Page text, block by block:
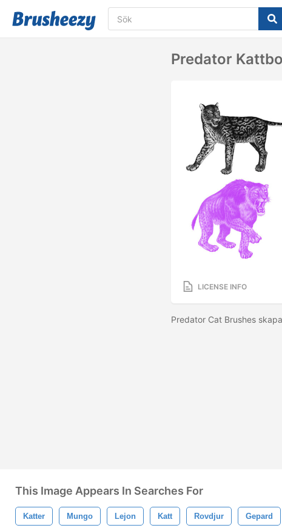
Predator
LICENSE INFO
Predator Cat Brushes
This Image Appears In Searches For
Katter Mungo Lejon Katt Rovdjur Gepard